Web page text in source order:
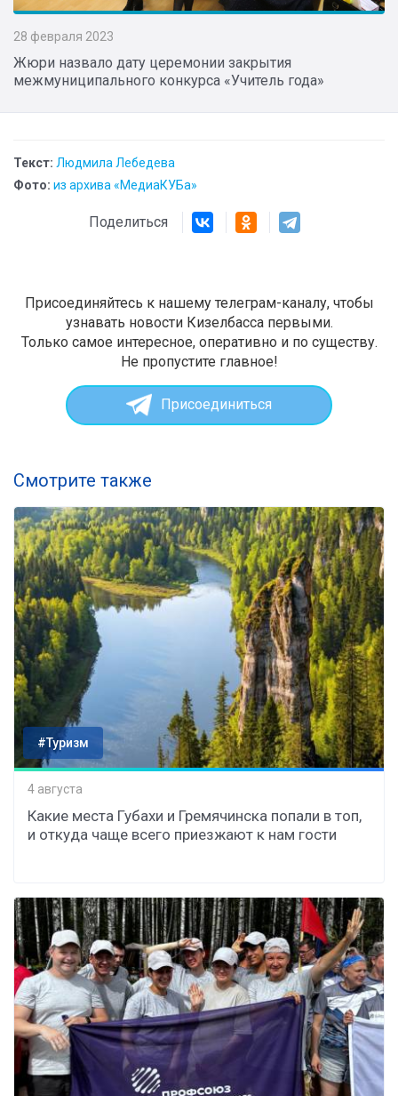
28 февраля 2023
Жюри назвало дату церемонии закрытия
межмуниципального конкурса «Учитель года»
Текст: Людмила Лебедева
Фото: из архива «МедиаКУБа»
Поделиться
Присоединяйтесь к нашему телеграм-каналу, чтобы
узнавать новости Кизелбасса первыми.
Только самое интересное, оперативно и по существу.
Не пропустите главное!
Присоединиться
Смотрите также
#Туризм
4 августа
Какие места Губахи и Гремячинска попали в топ,
и откуда чаще всего приезжают к нам гости